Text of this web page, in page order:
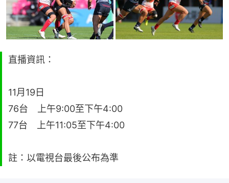
直播資訊：
11月19日
76台 上午9:00至下午4:00
77台 上午11:05至下午4:00
註：以電視台最後公布為準